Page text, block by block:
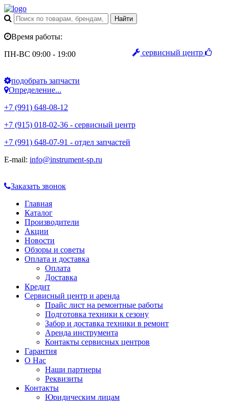
сервисный центр
Время работы:
ПН-ВС 09:00 - 19:00
подобрать запчасти
Определение...
+7 (991) 648-08-12
+7 (915) 018-02-36 - сервисный центр
+7 (991) 648-07-91 - отдел запчастей
E-mail: info@instrument-sp.ru
Заказать звонок
Главная
Каталог
Производители
Акции
Новости
Обзоры и советы
Оплата и доставка
Оплата
Доставка
Кредит
Сервисный центр и аренда
Прайс лист на ремонтные работы
Подготовка техники к сезону
Забор и доставка техники в ремонт
Аренда инструмента
Контакты сервисных центров
Гарантия
О Нас
Наши партнеры
Реквизиты
Контакты
Юридическим лицам